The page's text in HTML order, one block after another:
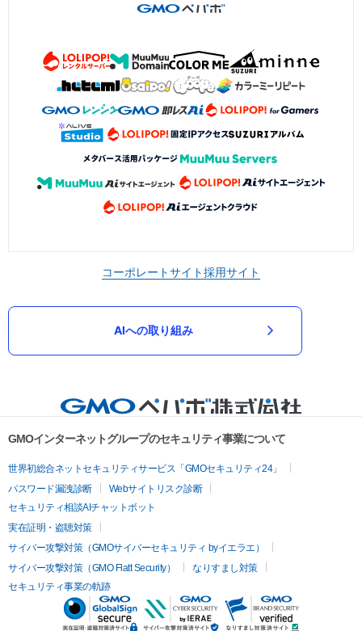
コーポレートサイト採用サイト
AIへの取り組み
GMOインターネットグループのセキュリティ事業について
世界初総合ネットセキュリティサービス「GMOセキュリティ24」
パスワード漏洩診断
Webサイトリスク診断
セキュリティ相談AIチャットボット
実在証明・盗聴対策
サイバー攻撃対策（GMOサイバーセキュリティ byイエラエ）
サイバー攻撃対策（GMO Flatt Security）
なりすまし対策
セキュリティ事業の軌跡